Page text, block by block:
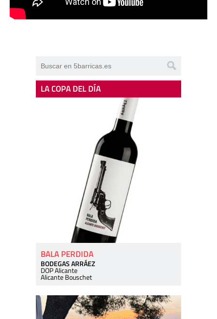
LA COPA DEL DÍA
BALA PERDIDA
BODEGAS ARRÁEZ
DOP Alicante
Alicante Bouschet